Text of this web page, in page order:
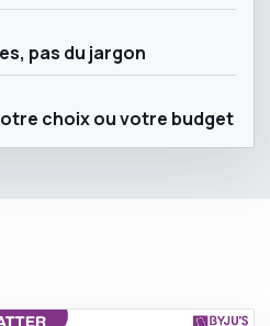
pas du jargon
choix ou votre budget